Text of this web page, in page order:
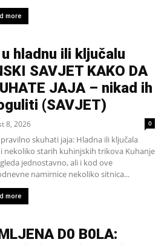
more
hladnu ili ključalu
SAVJET KAKO DA
JAJA – nikad ih
(SAVJET)
8, 2026 0
skuhati jaja: Hladna ili ključala
nekoliko starih kuhinjskih trikova Kuhanje
jednostavno, ali i kod ove
namirnice nekoliko sitnica...
more
D0 B0LA: